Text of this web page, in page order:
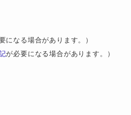
になる場合があります。）
が必要になる場合があります。）